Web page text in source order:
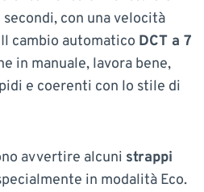
con una velocità
cambio automatico DCT a 7
in manuale, lavora bene,
e coerenti con lo stile di
avvertire alcuni strappi
in modalità Eco.